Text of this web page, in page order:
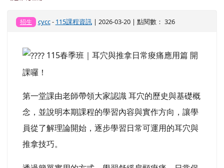
招生 cycc- 115課程資訊| 2026-03-20 | 點閱數： 326
115春季班｜耳穴與推拿日常痠痛應用篇 開
課囉！
第一堂課由老師帶領大家認識 耳穴的歷史與基礎概
念，並說明本期課程的學習內容與實作方向，讓學
員從了解理論開始，逐步學習日常可運用的耳穴與
推拿技巧。